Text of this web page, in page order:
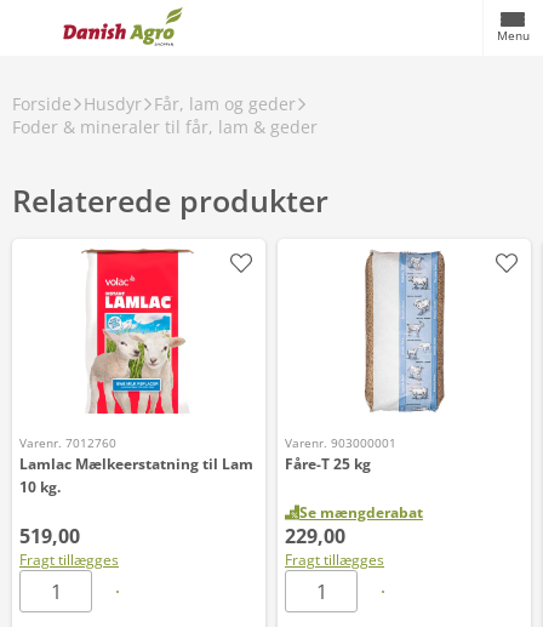
Menu
Forside Husdyr Får, lam og geder
Foder & mineraler til får, lam & geder
Relaterede produkter
Varenr. 7012760
Lamlac Mælkeerstatning til Lam
10 kg.
519,00
Fragt tillægges
Varenr. 903000001
Fåre-T 25 kg
Se mængderabat
229,00
Fragt tillægges